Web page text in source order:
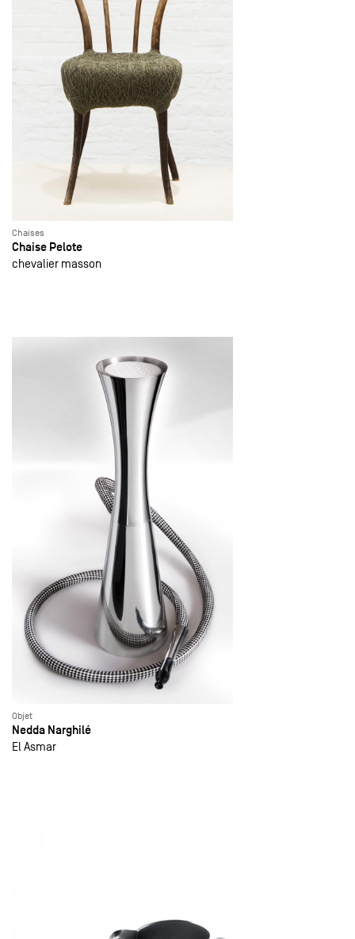
Chaises
Chaise Pelote
chevalier masson
Objet
Nedda Narghilé
El Asmar